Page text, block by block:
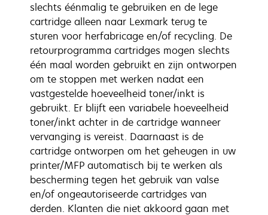
slechts éénmalig te gebruiken en de lege
cartridge alleen naar Lexmark terug te
sturen voor herfabricage en/of recycling. De
retourprogramma cartridges mogen slechts
één maal worden gebruikt en zijn ontworpen
om te stoppen met werken nadat een
vastgestelde hoeveelheid toner/inkt is
gebruikt. Er blijft een variabele hoeveelheid
toner/inkt achter in de cartridge wanneer
vervanging is vereist. Daarnaast is de
cartridge ontworpen om het geheugen in uw
printer/MFP automatisch bij te werken als
bescherming tegen het gebruik van valse
en/of ongeautoriseerde cartridges van
derden. Klanten die niet akkoord gaan met